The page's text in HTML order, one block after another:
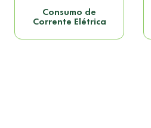
Consumo de
Corrente Elétrica